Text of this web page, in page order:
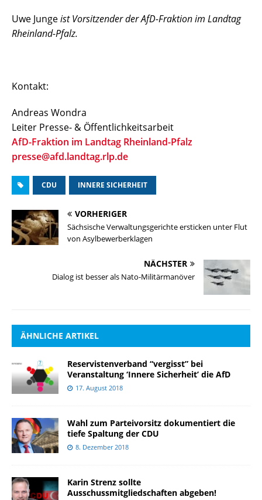
Uwe Jungeist Vorsitzender der AfD-Fraktion im Landtag
Rheinland-Pfalz.
Kontakt:
Andreas Wondra
Leiter Presse- & Öffentlichkeitsarbeit
AfD-Fraktion im Landtag Rheinland-Pfalz
presse@afd.landtag.rlp.de
CDU INNERE SICHERHEIT
VORHERIGER
Sächsische Verwaltungsgerichte ersticken unter Flut
von Asylbewerberklagen
NÄCHSTER
Dialog ist besser als Nato-Militärmanöver
ÄHNLICHE ARTIKEL
Reservistenverband “vergisst” bei
Veranstaltung ‘Innere Sicherheit’ die AfD
17. August 2018
Wahl zum Parteivorsitz dokumentiert die
tiefe Spaltung der CDU
8. Dezember 2018
Karin Strenz sollte
Ausschussmitgliedschaften abgeben!